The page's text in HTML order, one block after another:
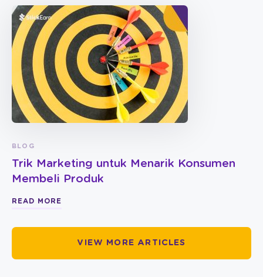
BLOG
Trik Marketing untuk Menarik Konsumen
Membeli Produk
READ MORE
VIEW MORE ARTICLES